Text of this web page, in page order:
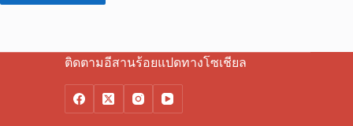
ติดตามอีสานร้อยแปดทางโซเชียล